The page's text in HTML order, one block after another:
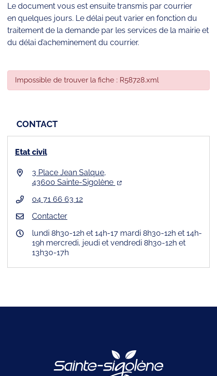
Le document vous est ensuite transmis par courrier
en quelques jours. Le délai peut varier en fonction du
traitement de la demande par les services de la mairie et
du délai d’acheminement du courrier.
Impossible de trouver la fiche : R58728.xml
CONTACT
Etat civil
3 Place Jean Salque,
43600 Sainte-Sigolène
04 71 66 63 12
Contacter
lundi 8h30-12h et 14h-17 mardi 8h30-12h et 14h-
19h mercredi, jeudi et vendredi 8h30-12h et
13h30-17h